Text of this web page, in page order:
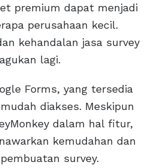
premium dapat menjadi
perusahaan kecil.
kehandalan jasa survey
lagi.
Forms, yang tersedia
diakses. Meskipun
dalam hal fitur,
kemudahan dan
survey.